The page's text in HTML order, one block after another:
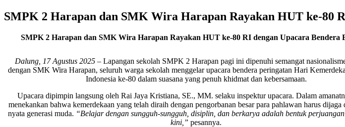
SMPK 2 Harapan dan SMK Wira Harapan Rayakan HUT ke-80
SMPK 2 Harapan dan SMK Wira Harapan Rayakan HUT ke-80 RI dengan Upacara Bendera
Dalung, 17 Agustus 2025– Lapangan sekolah SMPK 2 Harapan pagi ini dipenuhi semangat
dengan SMK Wira Harapan, seluruh warga sekolah menggelar upacara bendera peringatan Hari
Indonesia ke-80 dalam suasana yang penuh khidmat dan kebersamaan.
Upacara dipimpin langsung oleh Rai Jaya Kristiana, SE., MM. selaku inspektur upacara. Dalam
menekankan bahwa kemerdekaan yang telah diraih dengan pengorbanan besar para pahlawan harus dijaga
nyata generasi muda. “Belajar dengan sungguh-sungguh, disiplin, dan berkarya adalah bentuk
kini,” pesannya.